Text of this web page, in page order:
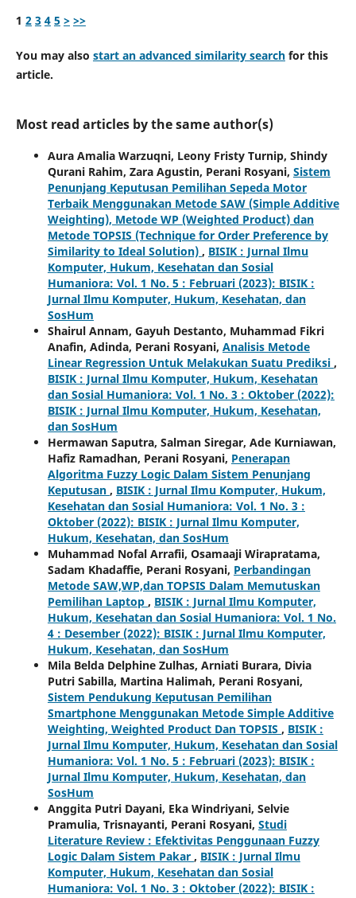
1 2 3 4 5 > >>
You may also start an advanced similarity searchfor this
article.
Most read articles by the same author(s)
Aura Amalia Warzuqni, Leony Fristy Turnip, Shindy
Qurani Rahim, Zara Agustin, Perani Rosyani, Sistem
Penunjang Keputusan Pemilihan Sepeda Motor
Terbaik Menggunakan Metode SAW (Simple Additive
Weighting), Metode WP (Weighted Product) dan
Metode TOPSIS (Technique for Order Preference by
Similarity to Ideal Solution) , BISIK : Jurnal Ilmu
Komputer, Hukum, Kesehatan dan Sosial
Humaniora: Vol. 1 No. 5 : Februari (2023): BISIK :
Jurnal Ilmu Komputer, Hukum, Kesehatan, dan
SosHum
Shairul Annam, Gayuh Destanto, Muhammad Fikri
Anafin, Adinda, Perani Rosyani, Analisis Metode
Linear Regression Untuk Melakukan Suatu Prediksi ,
BISIK : Jurnal Ilmu Komputer, Hukum, Kesehatan
dan Sosial Humaniora: Vol. 1 No. 3 : Oktober (2022):
BISIK : Jurnal Ilmu Komputer, Hukum, Kesehatan,
dan SosHum
Hermawan Saputra, Salman Siregar, Ade Kurniawan,
Hafiz Ramadhan, Perani Rosyani, Penerapan
Algoritma Fuzzy Logic Dalam Sistem Penunjang
Keputusan , BISIK : Jurnal Ilmu Komputer, Hukum,
Kesehatan dan Sosial Humaniora: Vol. 1 No. 3 :
Oktober (2022): BISIK : Jurnal Ilmu Komputer,
Hukum, Kesehatan, dan SosHum
Muhammad Nofal Arrafii, Osamaaji Wirapratama,
Sadam Khadaffie, Perani Rosyani, Perbandingan
Metode SAW,WP,dan TOPSIS Dalam Memutuskan
Pemilihan Laptop , BISIK : Jurnal Ilmu Komputer,
Hukum, Kesehatan dan Sosial Humaniora: Vol. 1 No.
4 : Desember (2022): BISIK : Jurnal Ilmu Komputer,
Hukum, Kesehatan, dan SosHum
Mila Belda Delphine Zulhas, Arniati Burara, Divia
Putri Sabilla, Martina Halimah, Perani Rosyani,
Sistem Pendukung Keputusan Pemilihan
Smartphone Menggunakan Metode Simple Additive
Weighting, Weighted Product Dan TOPSIS , BISIK :
Jurnal Ilmu Komputer, Hukum, Kesehatan dan Sosial
Humaniora: Vol. 1 No. 5 : Februari (2023): BISIK :
Jurnal Ilmu Komputer, Hukum, Kesehatan, dan
SosHum
Anggita Putri Dayani, Eka Windriyani, Selvie
Pramulia, Trisnayanti, Perani Rosyani, Studi
Literature Review : Efektivitas Penggunaan Fuzzy
Logic Dalam Sistem Pakar , BISIK : Jurnal Ilmu
Komputer, Hukum, Kesehatan dan Sosial
Humaniora: Vol. 1 No. 3 : Oktober (2022): BISIK :